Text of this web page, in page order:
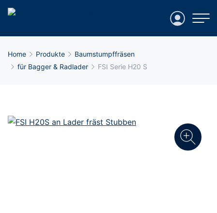
Login
Breadcrumb-Navigation
Home Produkte
Baumstumpffräsen
für Bagger & Radlader
FSI Serie H20 S